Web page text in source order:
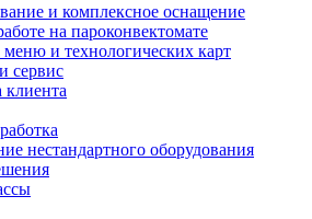
и комплексное оснащение
на пароконвектомате
меню и технологических карт
сервис
нестандартного оборудования